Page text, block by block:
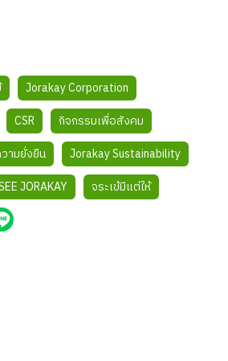
Jorakay Corporation
CSR
กิจกรรมเพื่อสังคม
ามยั่งยืน
Jorakay Sustainability
JORAKAY จระเข้มีแต่ให้